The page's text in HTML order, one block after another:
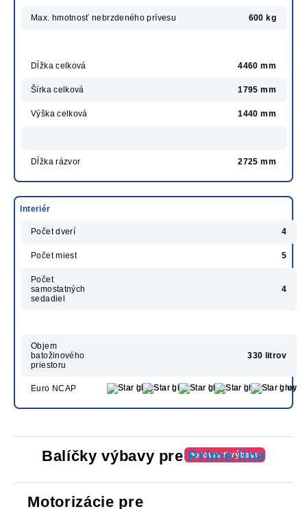
Max. hmotnosť nebrzdeného prívesu 600 kg
Dĺžka celková 4460 mm
Šírka celková 1795 mm
Výška celková 1440 mm
Dĺžka rázvor 2725 mm
Interiér
Počet dverí 4
Počet miest 5
Počet
samostatných
sedadiel
4
Objem
batožinového
priestoru
330 litrov
Euro NCAP
porovnať výbavu
Balíčky výbavy pre Prime-line
Motorizácie pre